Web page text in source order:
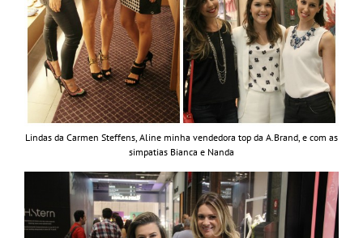
Lindas da Carmen Steffens, Aline minha vendedora top da A.Brand, e com as
simpatias Bianca e Nanda